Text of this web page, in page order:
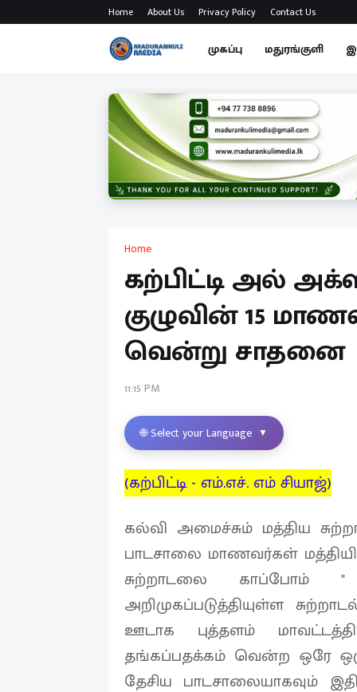
Home About Us Privacy Policy Contact Us
முகப்பு மதுரங்குளி
Home
கற்பிட்டி அல்
குழுவின் 15
வென்று சாதனை
11:15 PM
🌐 Select your Language ▼
(கற்பிட்டி - எம்.எச். எம் சியாஜ்)
கல்வி அமைச்சும் மத்திய
பாடசாலை மாணவர்கள்
சுற்றாடலை காப்போம்
அறிமுகப்படுத்தியுள்ள
ஊடாக புத்தளம்
தங்கப்பதக்கம் வென்ற ஒரே
தேசிய பாடசாலையாகவும்